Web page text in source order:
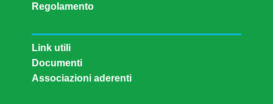
Regolamento
Link utili
Documenti
Associazioni aderenti